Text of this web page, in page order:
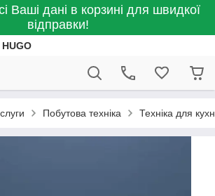
Ваші дані в корзині для швидкої
відправки!
HUGO
Побутова техніка Техніка для